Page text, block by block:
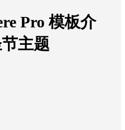
Pro 模板介
主题